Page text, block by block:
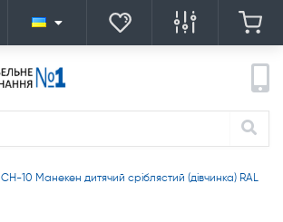
CH-10 Манекен дитячий сріблястий (дівчинка) RAL